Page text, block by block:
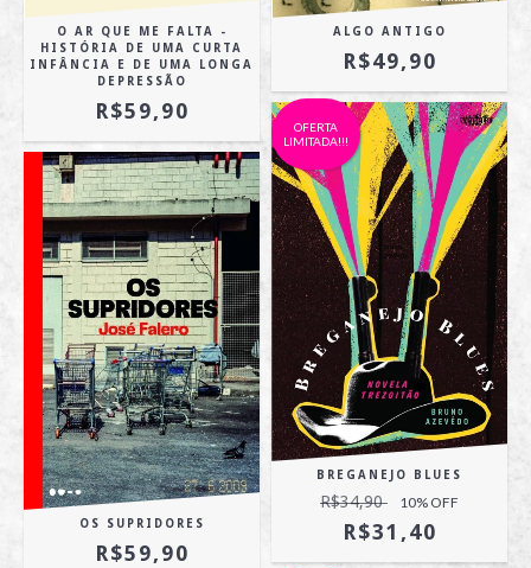
O AR QUE ME FALTA -
HISTÓRIA DE UMA CURTA
INFÂNCIA E DE UMA LONGA
DEPRESSÃO
R$59,90
ALGO ANTIGO
R$49,90
OS SUPRIDORES
R$59,90
OFERTA
LIMITADA!!!
BREGANEJO BLUES
R$34,90 10% OFF
R$31,40